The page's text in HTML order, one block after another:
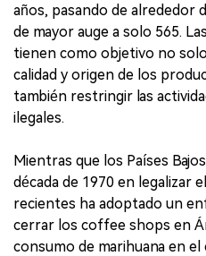
años, pasando de alrededor
de mayor auge a solo 565.
tienen como objetivo no
calidad y origen de los
también restringir las
ilegales.
Mientras que los Países
década de 1970 en legalizar
recientes ha adoptado un
cerrar los coffee shops en
consumo de marihuana en